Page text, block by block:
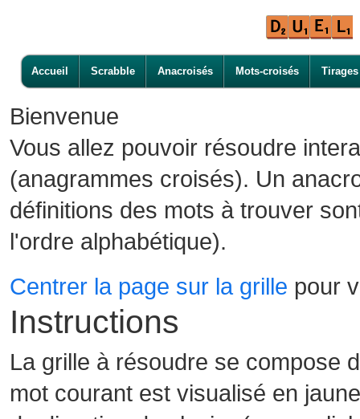
Accueil Scrabble Anacroisés Mots-croisés Tirages
Bienvenue
Vous allez pouvoir résoudre
(anagrammes croisés). Un
définitions des mots à trouver
l'ordre alphabétique).
Centrer la page sur la grille pour
Instructions
La grille à résoudre se compose
mot courant est visualisé en